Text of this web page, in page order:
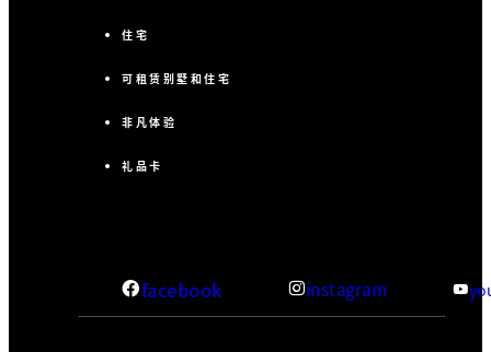
住宅
可租赁别墅和住宅
非凡体验
礼品卡
facebook instagram